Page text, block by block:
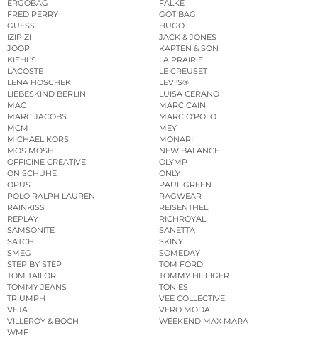
ERGOBAG
FALKE
FRED PERRY
GOT BAG
GUESS
HUGO
IZIPIZI
JACK & JONES
JOOP!
KAPTEN & SON
KIEHL’S
LA PRAIRIE
LACOSTE
LE CREUSET
LENA HOSCHEK
LEVI’S®
LIEBESKIND BERLIN
LUISA CERANO
MAC
MARC CAIN
MARC JACOBS
MARC O’POLO
MCM
MEY
MICHAEL KORS
MONARI
MOS MOSH
NEW BALANCE
OFFICINE CREATIVE
OLYMP
ON SCHUHE
ONLY
OPUS
PAUL GREEN
POLO RALPH LAUREN
RAGWEAR
RAINKISS
REISENTHEL
REPLAY
RICHROYAL
SAMSONITE
SANETTA
SATCH
SKINY
SMEG
SOMEDAY
STEP BY STEP
TOM FORD
TOM TAILOR
TOMMY HILFIGER
TOMMY JEANS
TONIES
TRIUMPH
VEE COLLECTIVE
VEJA
VERO MODA
VILLEROY & BOCH
WEEKEND MAX MARA
WMF